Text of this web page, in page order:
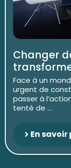
Changer
Face à un
urgent de
passer à
tenté de ...
En savoir